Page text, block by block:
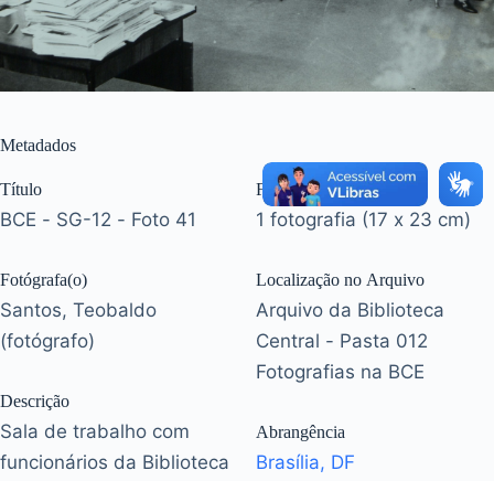
Metadados
Título
BCE - SG-12 - Foto 41
Fotógrafa(o)
Santos, Teobaldo
(fotógrafo)
Descrição
Sala de trabalho com
funcionários da Biblioteca
Formato
1 fotografia (17 x 23 cm)
Localização no Arquivo
Arquivo da Biblioteca
Central - Pasta 012
Fotografias na BCE
Abrangência
Brasília, DF